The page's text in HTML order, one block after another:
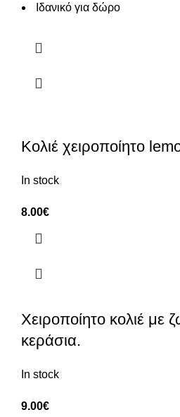
Ιδανικό για δώρο
Κολιέ χειροποίητο
In stock
8.00€
Χειροποίητο κολιέ με
κεράσια.
In stock
9.00€